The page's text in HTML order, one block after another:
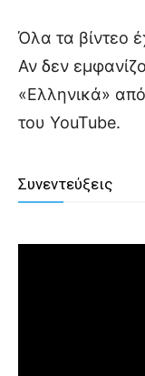
Όλα τα βίντεο
Αν δεν
«Ελληνικά»
του YouTube.
Συνεντεύξεις